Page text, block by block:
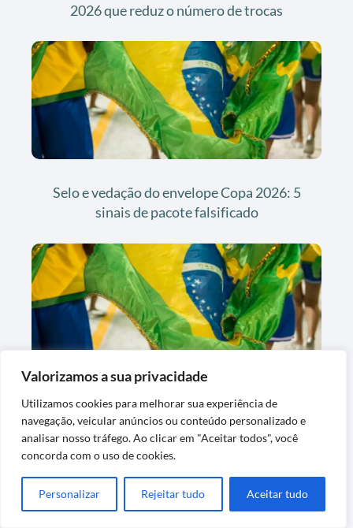
Valorizamos a sua privacidade
Utilizamos cookies para melhorar sua experiência de
navegação, veicular anúncios ou conteúdo personalizado e
analisar nosso tráfego. Ao clicar em "Aceitar todos", você
concorda com o uso de cookies.
Personalizar Rejeitar tudo Aceitar tudo
2026 que reduz o número de trocas
Selo e vedação do envelope Copa 2026: 5
sinais de pacote falsificado
que esperar e como destravar